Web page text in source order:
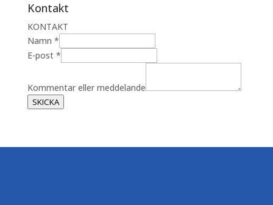
Kontakt
KONTAKT
e
l
e
r
m
Namn *
E-post *
Kommentar eller meddelande
SKICKA